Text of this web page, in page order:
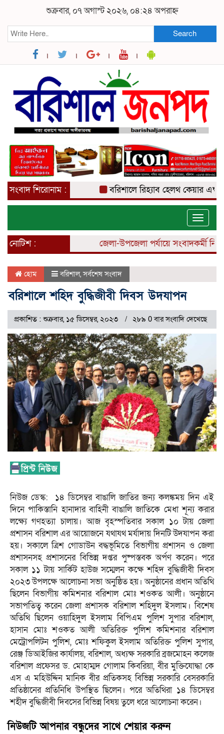
শুক্রবার, ০৭ অগাস্ট ২০২৬, ০৪:২৪ অপরাহ্ন
Search
সংবাদ শিরোনাম : বরিশালে রিহ্যাব হেলথ কেয়ার এন্ড
Toggle
নোটিশ :
জেলা-উপজেলা পর্যায়ে সংবাদকর্মী নিয়োগ
হোম বরিশাল,সর্বশেষ সংবাদ
বরিশালে শহিদ বুদ্ধিজীবী দিবস উদযাপন
প্রকাশিত : শুক্রবার, ১৫ ডিসেম্বর, ২০২৩ ২৮৯ 0 বার সংবাদি দেখেছে
নিউজ ডেস্ক: ১৪ ডিসেম্বর বাঙালি জাতির জন্য কলঙ্কময় দিন এই
দিনে পাকিস্তানি হানাদার বাহিনী বাঙালি জাতিকে মেধা শূন্য করার
লক্ষ্যে গণহত্যা চালায়। আজ বৃহস্পতিবার সকাল ১০ টায় জেলা
প্রশাসন বরিশাল এর আয়োজনে যথাযথ মর্যাদায় দিনটি উদযাপন করা
হয়। সকালে ত্রিশ গোডাউন বদ্ধভূমিতে বিভাগীয় প্রশাসন ও জেলা
প্রশাসনসহ প্রশাসনের বিভিন্ন দপ্তর পুষ্পস্তবক অর্পণ করেন। পরে
সকাল ১১ টায় সার্কিট হাউজ সম্মেলন কক্ষে শহিদ বুদ্ধিজীবী দিবস
২০২৩ উপলক্ষে আলোচনা সভা অনুষ্ঠিত হয়। অনুষ্ঠানের প্রধান অতিথি
ছিলেন বিভাগীয় কমিশনার বরিশাল মোঃ শওকত আলী। অনুষ্ঠানে
সভাপতিত্ব করেন জেলা প্রশাসক বরিশাল শহিদুল ইসলাম। বিশেষ
অতিথি ছিলেন ওয়াহিদুল ইসলাম বিপিএম পুলিশ সুপার বরিশাল,
হাসান মোঃ শওকত আলী অতিরিক্ত পুলিশ কমিশনার বরিশাল
মেট্রোপলিটন পুলিশ, মোঃ শফিকুল ইসলাম অতিরিক্ত পুলিশ সুপার,
রেঞ্জ ডিআইজির কার্যালয়, বরিশাল, অধ্যক্ষ সরকারি ব্রজমোহন কলেজ
বরিশাল প্রফেসর ড. মোহাম্মদ গোলাম কিবরিয়া, বীর মুক্তিযোদ্ধা কে
এস এ মহিউদ্দিন মানিক বীর প্রতিকসহ বিভিন্ন সরকারি বেসরকারি
প্রতিষ্ঠানের প্রতিনিধি উপস্থিত ছিলেন। পরে অতিথিরা ১৪ ডিসেম্বর
শহীদ বুদ্ধিজীবী দিবসের বিভিন্ন বিষয় তুলে ধরে আলোচনা করেন।
নিউজটি আপনার বন্ধুদের সাথে শেয়ার করুন